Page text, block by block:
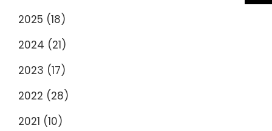
2025 (18)
2024 (21)
2023 (17)
2022 (28)
2021 (10)